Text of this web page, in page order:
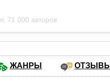
71 000 авторов
ЖАНРЫ ОТЗЫВЫ